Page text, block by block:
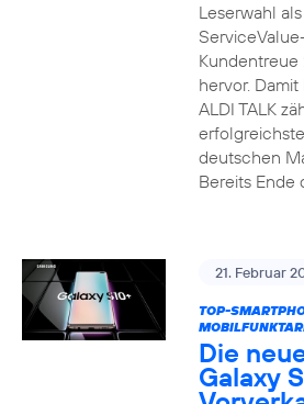
Leserwahl
Kundentreue
hervor.
ALDI TALK
deutschen
Bereits Ende
21. Februar
TOP-
Die
Galaxy